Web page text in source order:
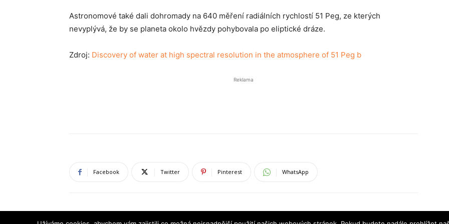
Astronomové také dali dohromady na 640 měření radiálních rychlostí 51 Peg, ze kterých
nevyplývá, že by se planeta okolo hvězdy pohybovala po eliptické dráze.
Zdroj: Discovery of water at high spectral resolution in the atmosphere of 51 Peg b
Reklama
Facebook Twitter Pinterest WhatsApp